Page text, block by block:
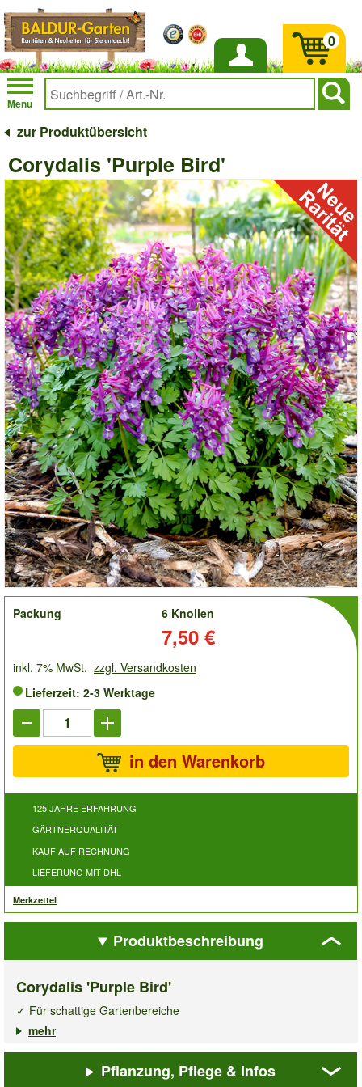
Anmelden
Menu
0
zur Produktübersicht
Corydalis 'Purple Bird'
order
Packung
6 Knollen
7,50 €
inkl. 7% MwSt. zzgl. Versandkosten
Lieferzeit: 2-3 Werktage
in den Warenkorb
125 JAHRE ERFAHRUNG
GÄRTNERQUALITÄT
KAUF AUF RECHNUNG
LIEFERUNG MIT DHL
Merkzettel
Produktbeschreibung
Corydalis 'Purple Bird'
✓ Für schattige Gartenbereiche
✓ Frühblühende Staude
Corydalis 'Purple Bird'ist eine auffällige, frühblühende Staude,
mehr
Pflanzung, Pflege & Infos